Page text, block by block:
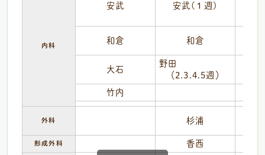
内科
安武 安武(１週)
和倉 和倉
大石
野田
（2.3.4.5週）
竹内
外科 杉浦
形成外科 香西